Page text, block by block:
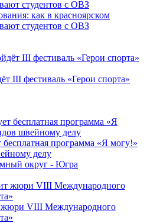
как в красноярском
студентов с ОВЗ
III фестиваль «Герои спорта»
программа «Я могу!»
делу
округ - Югра
жюри VIII Международного